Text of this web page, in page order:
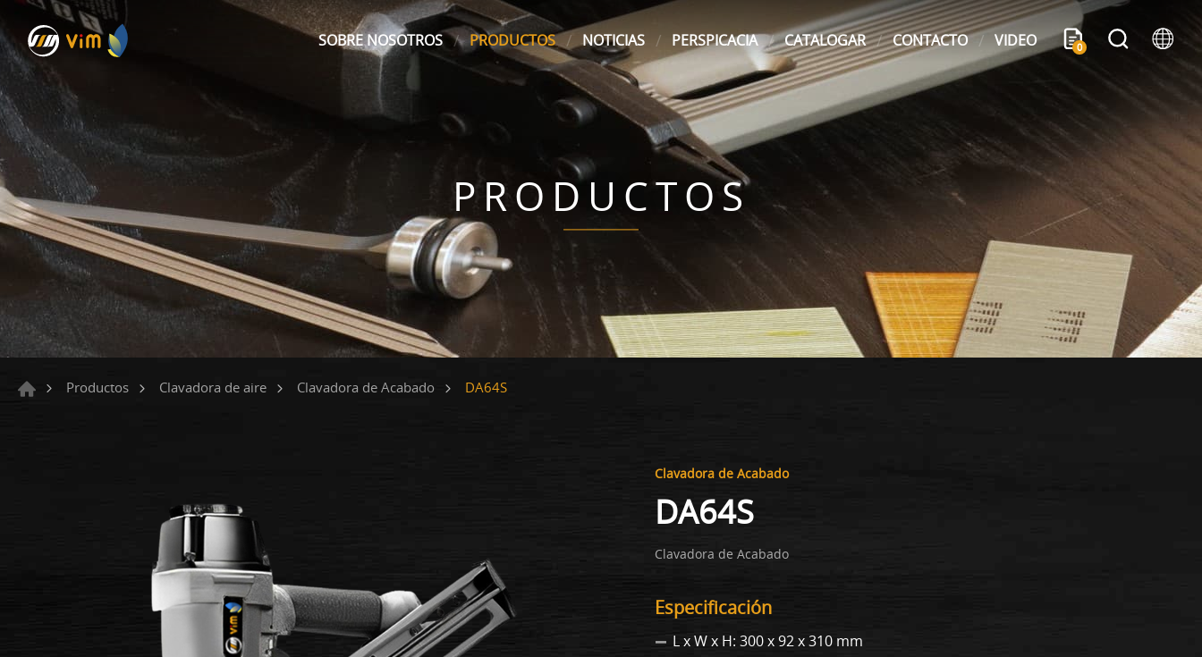
SOBRE NOSOTROS PRODUCTOS NOTICIAS PERSPICACIA CATALOGAR CONTACTO VIDEO 0
PRODUCTOS
Productos Clavadora de aire Clavadora de Acabado DA64S
Clavadora de Acabado
DA64S
Clavadora de Acabado
Especificación
L x W x H: 300 x 92 x 310 mm